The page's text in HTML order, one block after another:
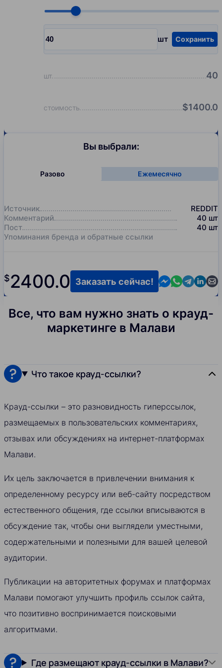
Choose quantity, pcs
шт
Input quantity, pcs Сохранить
шт 40
стоимость $1400.0
Вы выбрали:
Разово Ежемесячно
Источник
REDDIT
Комментарий
40 шт
Пост
40 шт
Упоминания бренда и обратные ссылки
$2400.0 Contact us in
Contact us
Contact
Заказать сейчас!
Все, что вам нужно знать о крауд-
маркетинге в Малави
Что такое крауд-ссылки?
Крауд-ссылки – это разновидность гиперссылок,
размещаемых в пользовательских комментариях,
отзывах или обсуждениях на интернет-платформах
Малави.
Их цель заключается в привлечении внимания к
определенному ресурсу или веб-сайту посредством
естественного общения, где ссылки вписываются в
обсуждение так, чтобы они выглядели уместными,
содержательными и полезными для вашей целевой
аудитории.
Публикации на авторитетных форумах и платформах
Малави помогают улучшить профиль ссылок сайта,
что позитивно воспринимается поисковыми
алгоритмами.
Где размещают крауд-ссылки в Малави?